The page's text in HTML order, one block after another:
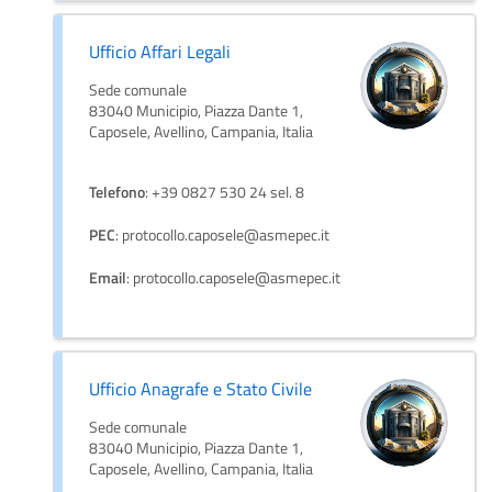
Ufficio Affari Legali
Sede comunale
83040 Municipio, Piazza Dante 1,
Caposele, Avellino, Campania, Italia
Telefono: +39 0827 530 24 sel. 8
PEC: protocollo.caposele@asmepec.it
Email: protocollo.caposele@asmepec.it
Ufficio Anagrafe e Stato Civile
Sede comunale
83040 Municipio, Piazza Dante 1,
Caposele, Avellino, Campania, Italia